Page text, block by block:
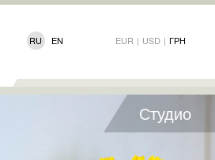
RU EN EUR | USD | ГРН
Студио